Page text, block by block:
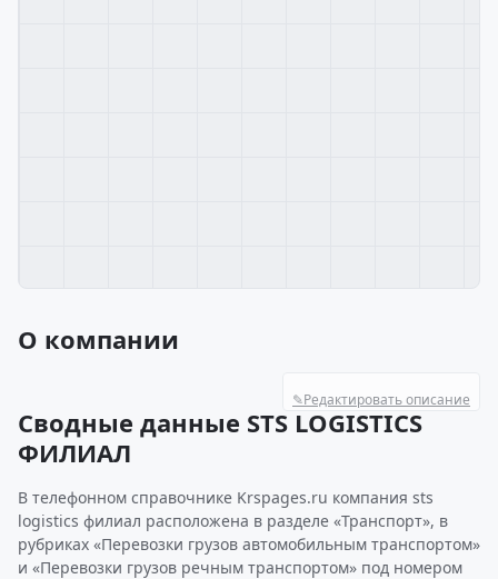
О компании
✎Редактировать описание
Сводные данные STS LOGISTICS
ФИЛИАЛ
В телефонном справочнике Krspages.ru компания sts
logistics филиал расположена в разделе «Транспорт», в
рубриках «Перевозки грузов автомобильным транспортом»
и «Перевозки грузов речным транспортом» под номером